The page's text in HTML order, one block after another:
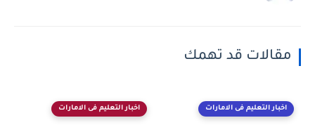
مقالات قد تهمك
اخبار التعليم فى الامارات اخبار التعليم فى الامارات